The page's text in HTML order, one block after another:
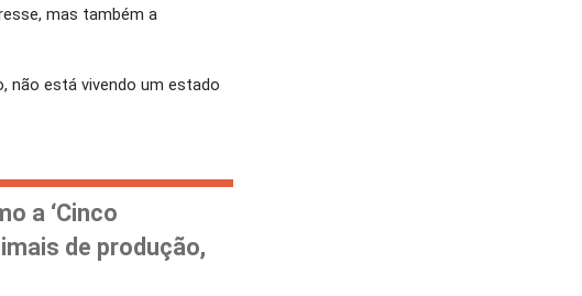
mas também a
não está vivendo um estado
a ‘Cinco
de produção,